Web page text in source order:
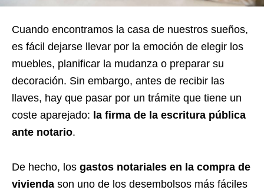
Cuando encontramos la casa de nuestros sueños,
es fácil dejarse llevar por la emoción de elegir los
muebles, planificar la mudanza o preparar su
decoración. Sin embargo, antes de recibir las
llaves, hay que pasar por un trámite que tiene un
coste aparejado: la firma de la escritura pública
ante notario.
De hecho, los gastos notariales en la compra de
vivienda son uno de los desembolsos más fáciles